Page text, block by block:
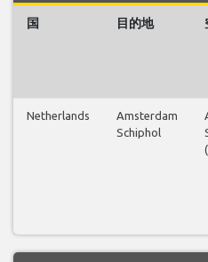
国 目的地
Netherlands
Amsterdam
Schiphol